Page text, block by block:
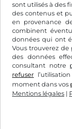
sont utilisés à des
des contenus et
en provenance
combinent
données qui ont
Vous trouverez
des données
consultant notre
refuser
moment dans vos
Mentions légales |
RON
Facebook
CGV/droit de